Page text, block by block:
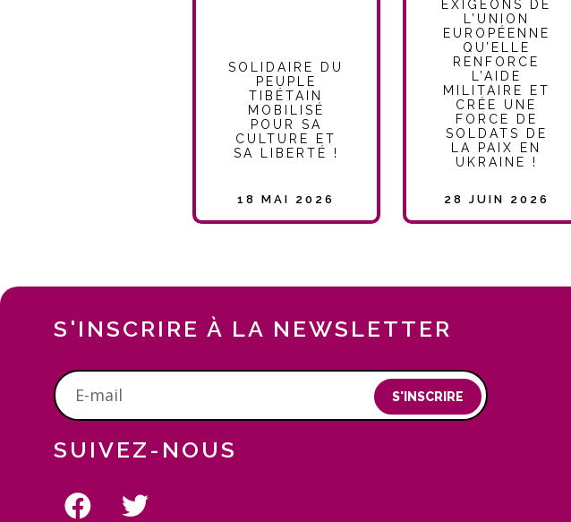
SOLIDAIRE DU
PEUPLE
TIBÉTAIN
MOBILISÉ
POUR SA
CULTURE ET
SA LIBERTÉ !
18 MAI 2026
EXIGEONS DE
L’UNION
EUROPÉENNE
QU’ELLE
RENFORCE
L’AIDE
MILITAIRE ET
CRÉE UNE
FORCE DE
SOLDATS DE
LA PAIX EN
UKRAINE !
28 JUIN 2026
S'INSCRIRE À LA NEWSLETTER
S'INSCRIRE
SUIVEZ-NOUS